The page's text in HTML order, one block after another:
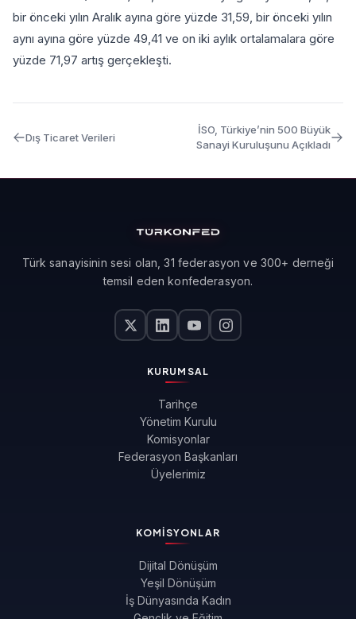
bir önceki yılın Aralık ayına göre yüzde 31,59, bir önceki yılın
aynı ayına göre yüzde 49,41 ve on iki aylık ortalamalara göre
yüzde 71,97 artış gerçekleşti.
Dış Ticaret Verileri
İSO, Türkiye’nin 500 Büyük
Sanayi Kuruluşunu Açıkladı
Türk sanayisinin sesi olan, 31 federasyon ve 300+ derneği
temsil eden konfederasyon.
KURUMSAL
Tarihçe
Yönetim Kurulu
Komisyonlar
Federasyon Başkanları
Üyelerimiz
KOMISYONLAR
Dijital Dönüşüm
Yeşil Dönüşüm
İş Dünyasında Kadın